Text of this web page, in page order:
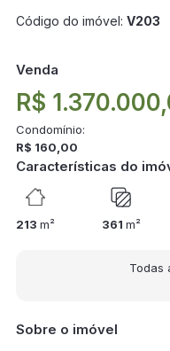
Código do imóvel: V203
Venda
R$
Condomínio:
R$ 160,00
Características do
213 m² 361 m²
Todas
Sobre o imóvel